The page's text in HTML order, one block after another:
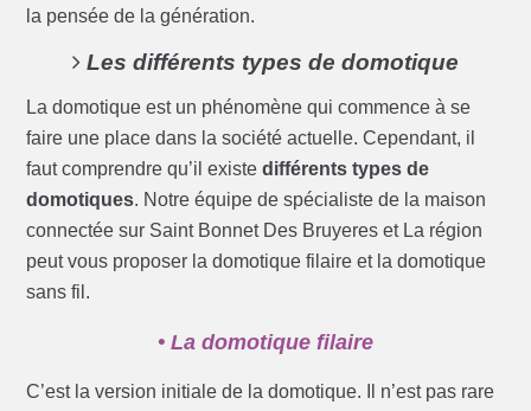
la pensée de la génération.
Les différents types de domotique
La domotique est un phénomène qui commence à se
faire une place dans la société actuelle. Cependant, il
faut comprendre qu’il existedifférents types de
domotiques. Notre équipe de spécialiste de la maison
connectée sur Saint Bonnet Des Bruyeres et La région
peut vous proposer la domotique filaire et la domotique
sans fil.
• La domotique filaire
C’est la version initiale de la domotique. Il n’est pas rare